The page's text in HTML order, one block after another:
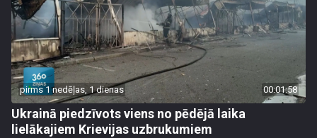
pirms 1 nedēļas, 1 dienas 00:01:58
Ukrainā piedzīvots viens no pēdējā laika
lielākajiem Krievijas uzbrukumiem